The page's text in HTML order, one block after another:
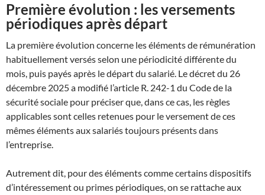
Première évolution : les versements
périodiques après départ
La première évolution concerne les éléments de rémunération
habituellement versés selon une périodicité différente du
mois, puis payés après le départ du salarié. Le décret du 26
décembre 2025 a modifié l’article R. 242-1 du Code de la
sécurité sociale pour préciser que, dans ce cas, les règles
applicables sont celles retenues pour le versement de ces
mêmes éléments aux salariés toujours présents dans
l’entreprise.
Autrement dit, pour des éléments comme certains dispositifs
d’intéressement ou primes périodiques, on se rattache aux